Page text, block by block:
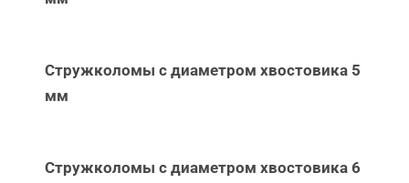
Стружколомы с диаметром хвостовика 5
мм
Стружколомы с диаметром хвостовика 6